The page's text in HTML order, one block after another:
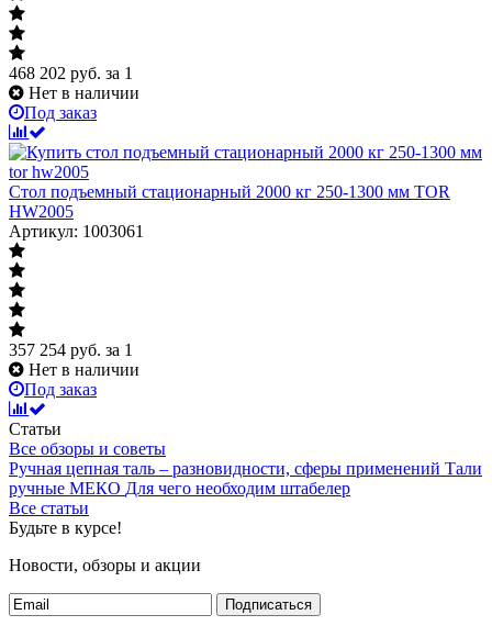
468 202 руб. за 1
Нет в наличии
Под заказ
Стол подъемный стационарный 2000 кг 250-1300 мм TOR
HW2005
Артикул: 1003061
357 254 руб. за 1
Нет в наличии
Под заказ
Статьи
Все обзоры и советы
Ручная цепная таль – разновидности, сферы применений Тали
ручные МЕКО Для чего необходим штабелер
Все статьи
Будьте в курсе!
Новости, обзоры и акции
Подписаться